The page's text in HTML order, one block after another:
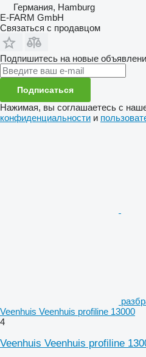
Германия, Hamburg
E-FARM GmbH
Связаться с продавцом
Подпишитесь на новые
Подписаться
Нажимая, вы соглашаетесь с
конфиденциальности и
Veenhuis Veenhuis profiline 13000
4
Veenhuis Veenhuis profiline